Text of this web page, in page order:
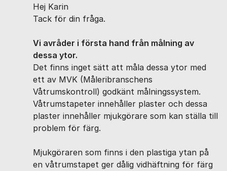
Hej Karin
Tack för din fråga.
Vi avråder i första hand från målning av
dessa ytor.
Det finns inget sätt att måla dessa ytor med
ett av MVK (Måleribranschens
Våtrumskontroll) godkänt målningssystem.
Våtrumstapeter innehåller plaster och dessa
plaster innehåller mjukgörare som kan ställa till
problem för färg.
Mjukgöraren som finns i den plastiga ytan på
en våtrumstapet ger dålig vidhäftning för färg